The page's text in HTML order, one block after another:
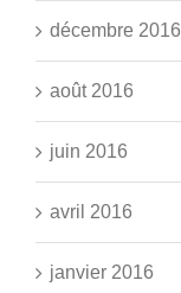
décembre 2016
août 2016
juin 2016
avril 2016
janvier 2016